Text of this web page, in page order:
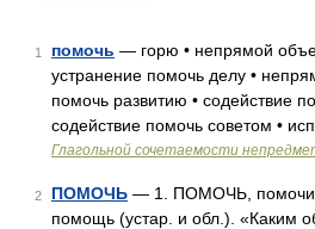
1 помочь — горю • непрямой
устранение помочь делу •
помочь развитию • содействие
содействие помочь советом •
Глагольной сочетаемости
2 ПОМОЧЬ — 1. ПОМОЧЬ, помочи,
помощь (устар. и обл.). «Каким